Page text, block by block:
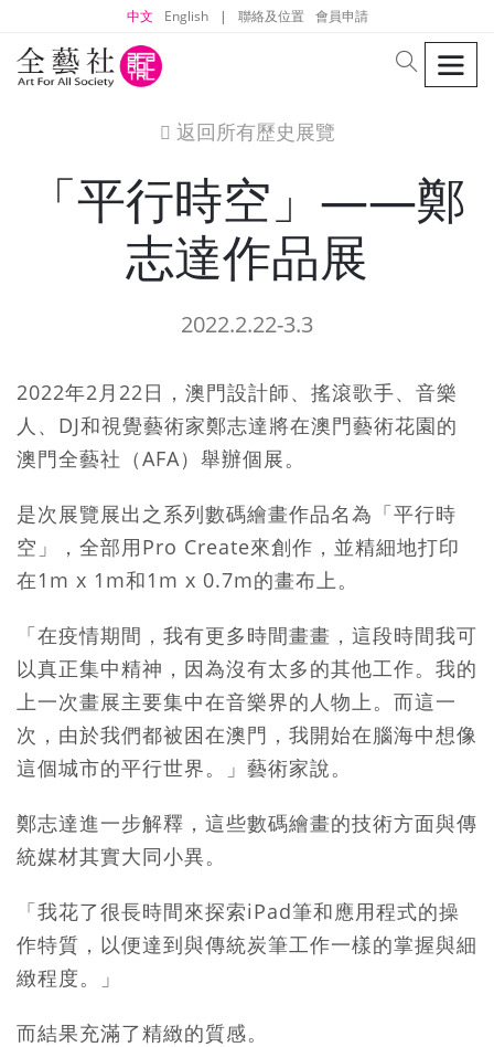
中文 English | 聯絡及位置 會員申請
search
icon
返回所有歷史展覽
「平行時空」——鄭
志達作品展
2022.2.22-3.3
2022年2月22日，澳門設計師、搖滾歌手、音樂
人、DJ和視覺藝術家鄭志達將在澳門藝術花園的
澳門全藝社（AFA）舉辦個展。
是次展覽展出之系列數碼繪畫作品名為「平行時
空」，全部用Pro Create來創作，並精細地打印
在1m x 1m和1m x 0.7m的畫布上。
「在疫情期間，我有更多時間畫畫，這段時間我可
以真正集中精神，因為沒有太多的其他工作。我的
上一次畫展主要集中在音樂界的人物上。而這一
次，由於我們都被困在澳門，我開始在腦海中想像
這個城市的平行世界。」藝術家說。
鄭志達進一步解釋，這些數碼繪畫的技術方面與傳
統媒材其實大同小異。
「我花了很長時間來探索iPad筆和應用程式的操
作特質，以便達到與傳統炭筆工作一樣的掌握與細
緻程度。」
而結果充滿了精緻的質感。